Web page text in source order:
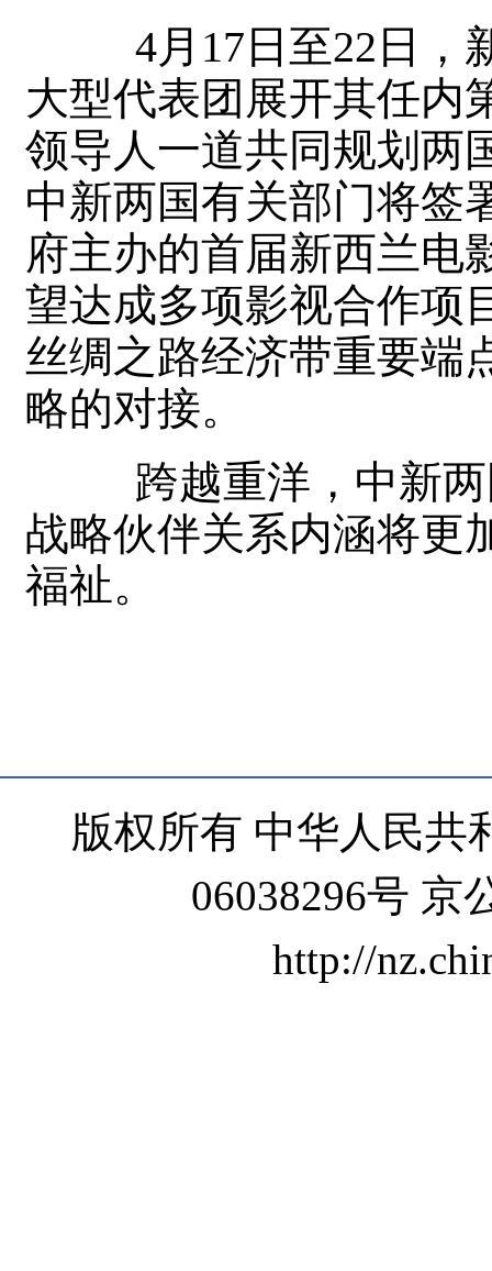
4月17日至22日，
大型代表团展开其任内
领导人一道共同规划两
中新两国有关部门将签
府主办的首届新西兰电
望达成多项影视合作项
丝绸之路经济带重要
略的对接。
跨越重洋，中新两
战略伙伴关系内涵将更
福祉。
版权所有 中华人民共
06038296号 京
http://